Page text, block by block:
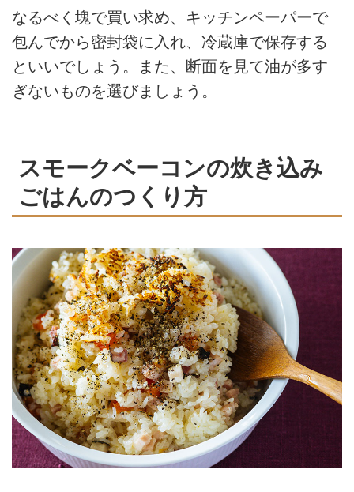
なるべく塊で買い求め、キッチンペーパーで
包んでから密封袋に入れ、冷蔵庫で保存する
といいでしょう。また、断面を見て油が多す
ぎないものを選びましょう。
スモークベーコンの炊き込み
ごはんのつくり方